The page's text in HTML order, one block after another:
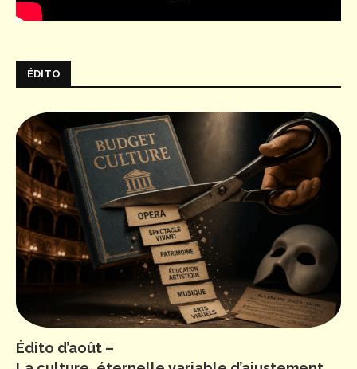
ÉDITO
Édito d’août –